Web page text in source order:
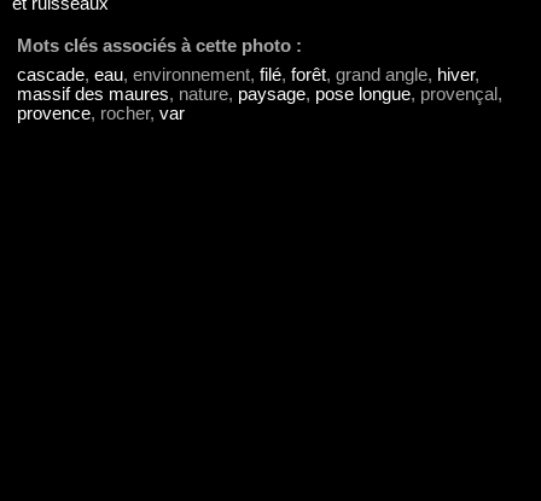
Mots clés associés à cette photo :
cascade, eau, environnement, filé, forêt, grand angle, hiver,
massif des maures, nature, paysage, pose longue, provençal,
provence, rocher, var